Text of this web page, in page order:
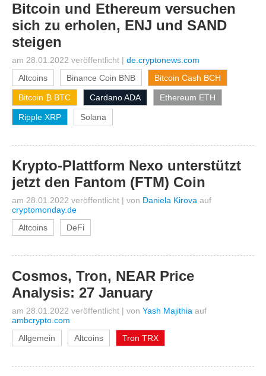
Bitcoin und Ethereum versuchen
sich zu erholen, ENJ und SAND
steigen
am 28.01.2022 veröffentlicht | de.cryptonews.com
Altcoins
Binance Coin BNB Bitcoin Cash BCH
Bitcoin ₿ BTC Cardano ADA Ethereum ETH
Ripple XRP Solana
Krypto-Plattform Nexo unterstützt
jetzt den Fantom (FTM) Coin
am 28.01.2022 veröffentlicht | von Daniela Kirova auf
cryptomonday.de
Altcoins
DeFi
Cosmos, Tron, NEAR Price
Analysis: 27 January
am 28.01.2022 veröffentlicht | von Yash Majithia auf
ambcrypto.com
Allgemein
Altcoins Tron TRX